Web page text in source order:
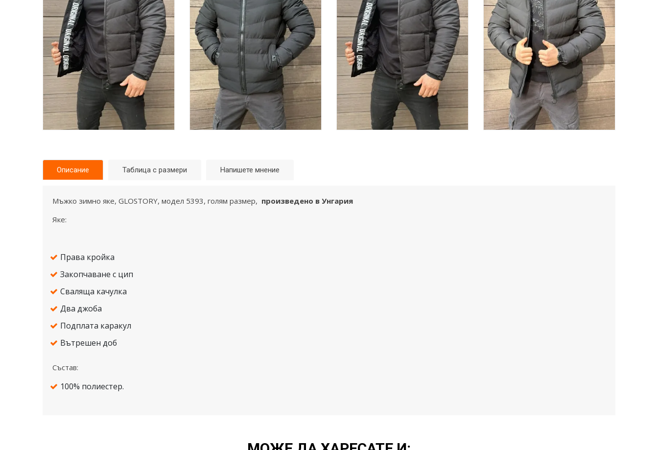
Описание Таблица с размери Напишете мнение
Мъжко зимно яке, GLOSTORY, модел 5393, голям размер, произведено в Унгария
Яке:
Права кройка
Закопчаване с цип
Сваляща качулка
Два джоба
Подплата каракул
Вътрешен доб
Състав:
100% полиестер.